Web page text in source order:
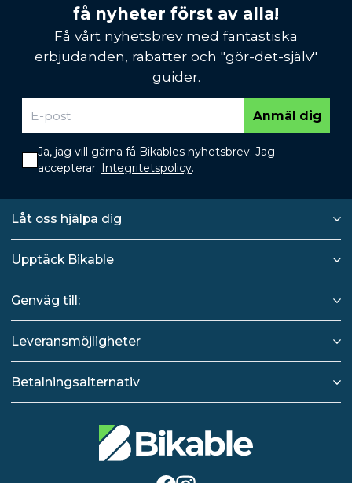
få nyheter först av alla!
Få vårt nyhetsbrev med fantastiska
erbjudanden, rabatter och "gör-det-själv"
guider.
Anmäl dig
Ja, jag vill gärna få Bikables nyhetsbrev. Jag
accepterar. Integritetspolicy.
Låt oss hjälpa dig
Upptäck Bikable
Genväg till:
Leveransmöjligheter
Betalningsalternativ